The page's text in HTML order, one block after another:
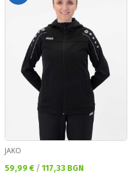
JAKO
Текуща цена:
59,99 € / 117,33 BGN